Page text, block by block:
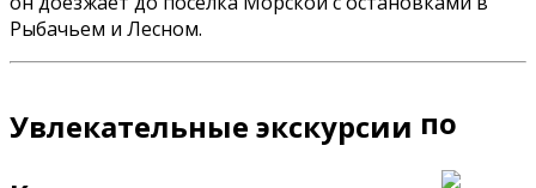
Рыбачьем и Лесном.
Увлекательные экскурсии по